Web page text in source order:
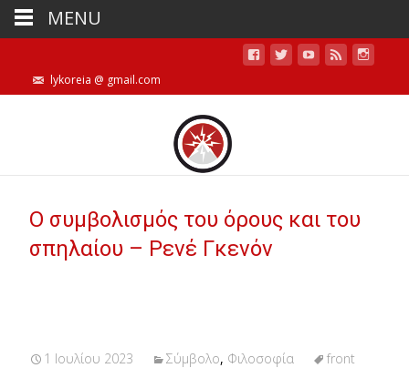
lykoreia @ gmail.com
Ο συμβολισμός του όρους και του
σπηλαίου – Ρενέ Γκενόν
1 Ιουλίου 2023 Σύμβολο, Φιλοσοφία front
MENU